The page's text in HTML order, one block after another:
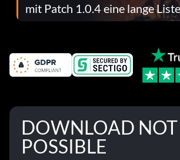
mit Patch 1.0.4 eine lange
Fehlerbehebungen
DOWNLOAD NOT
POSSIBLE